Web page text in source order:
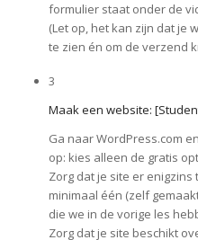
formulier staat onder de
(Let op, het kan zijn dat je
te zien én om de verzend
3
Maak een website:
Ga naar WordPress.com
op: kies alleen de gratis
Zorg dat je site er
minimaal één (zelf
die we in de vorige les
Zorg dat je site beschikt